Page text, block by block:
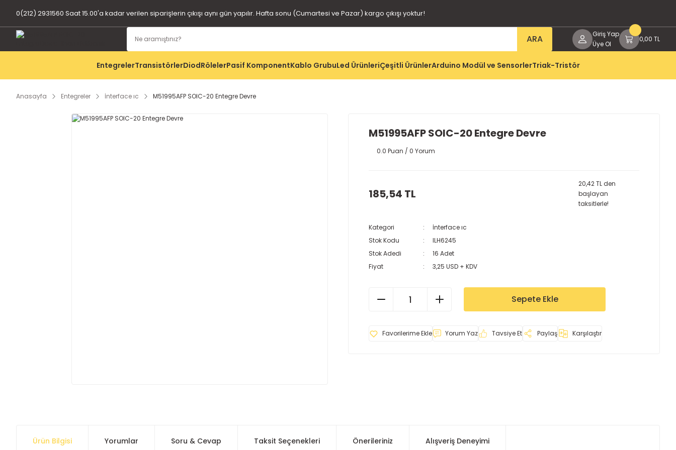
0(212) 2931560 Saat 15.00'a kadar verilen siparişlerin çıkışı aynı gün yapılır. Hafta sonu (Cumartesi ve Pazar) kargo çıkışı yoktur!
ARA
Giriş Yap
Üye Ol
0,00 TL
EntegrelerTransistörlerDiodRölelerPasif KomponentKablo GrubuLed ÜrünleriÇeşitli ÜrünlerArduino Modül ve SensorlerTriak-Tristör
Anasayfa Entegreler İnterface ıc M51995AFP SOIC-20 Entegre Devre
M51995AFP SOIC-20 Entegre Devre
0.0 Puan / 0 Yorum
185,54 TL
20,42 TL den
başlayan
taksitlerle!
Kategori
İnterface ıc
Stok Kodu
ILH6245
Stok Adedi
16 Adet
Fiyat
3,25 USD + KDV
Sepete Ekle
Yorum Yaz Tavsiye Et Paylaş Karşılaştır
Ürün Bilgisi Yorumlar Soru & Cevap Taksit Seçenekleri Önerileriniz Alışveriş Deneyimi